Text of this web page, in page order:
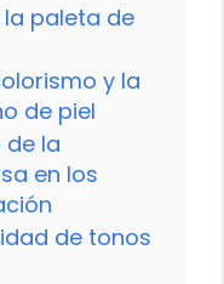
paleta de
y la
de piel
la
en los
de tonos